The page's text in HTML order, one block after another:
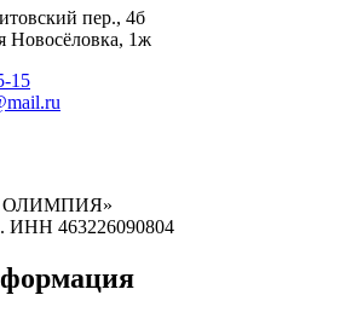
пер., 4б
Новосёловка, 1ж
15
463226090804